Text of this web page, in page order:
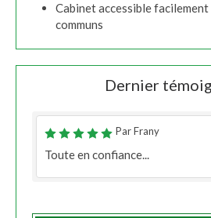
Cabinet accessible
communs
Dernier
Par Frany
Toute en confiance...